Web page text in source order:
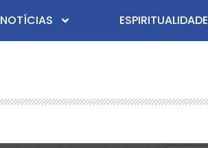
NOTÍCIAS ESPIRITUALIDADE